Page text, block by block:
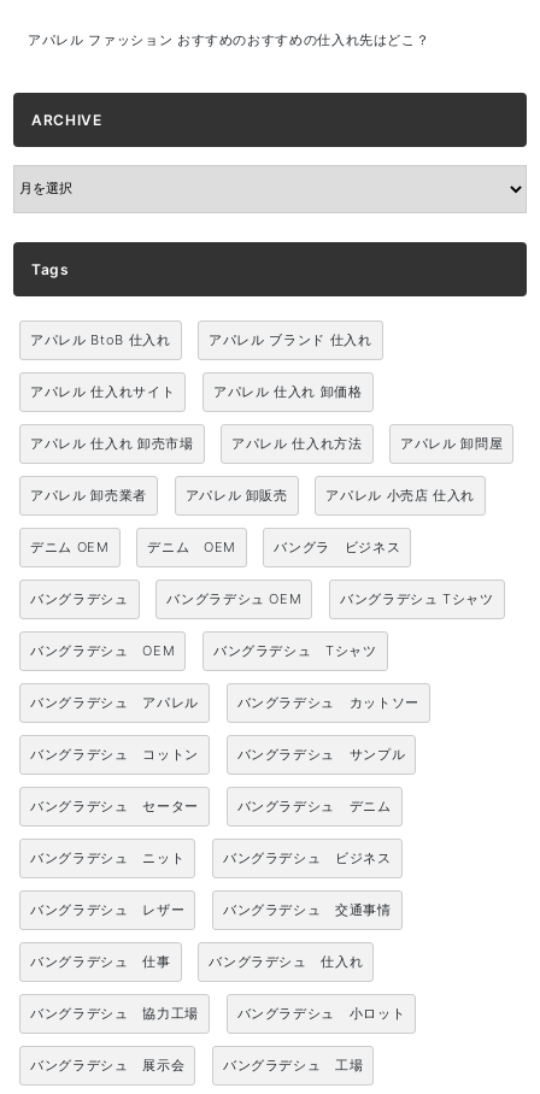
アパレル ファッション おすすめのおすすめの仕入れ先はどこ？
ARCHIVE
ARCHIVE
Tags
アパレル BtoB 仕入れ アパレル ブランド 仕入れ
アパレル 仕入れサイト アパレル 仕入れ 卸価格
アパレル 仕入れ 卸売市場 アパレル 仕入れ方法 アパレル 卸問屋
アパレル 卸売業者 アパレル 卸販売 アパレル 小売店 仕入れ
デニム OEM デニム OEM バングラ ビジネス
バングラデシュ バングラデシュ OEM バングラデシュ Tシャツ
バングラデシュ OEM バングラデシュ Tシャツ
バングラデシュ アパレル バングラデシュ カットソー
バングラデシュ コットン バングラデシュ サンプル
バングラデシュ セーター バングラデシュ デニム
バングラデシュ ニット バングラデシュ ビジネス
バングラデシュ レザー バングラデシュ 交通事情
バングラデシュ 仕事 バングラデシュ 仕入れ
バングラデシュ 協力工場 バングラデシュ 小ロット
バングラデシュ 展示会 バングラデシュ 工場